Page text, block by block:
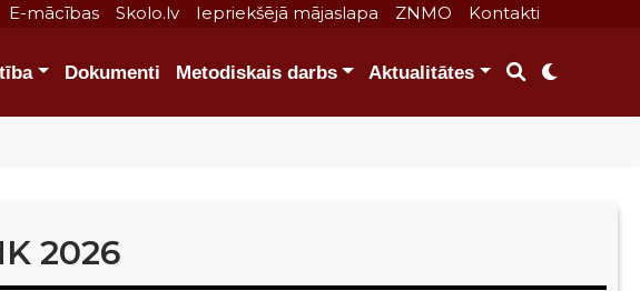
E-mācības Skolo.lv Iepriekšējā mājaslapa ZNMO Kontakti
Dokumenti Metodiskais darbs Aktualitātes
2026